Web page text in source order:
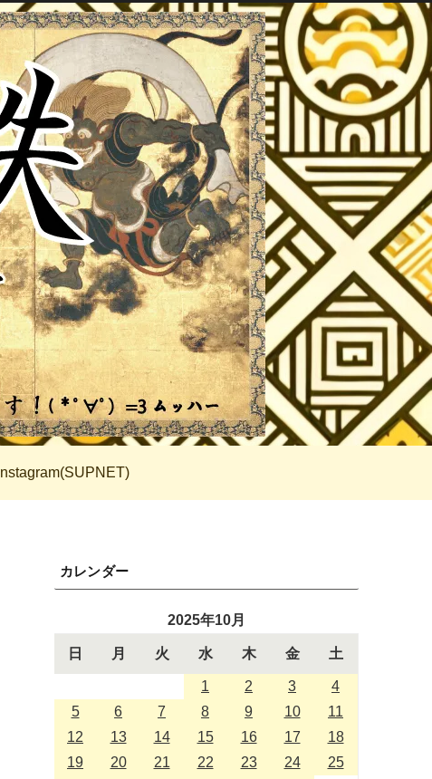
Instagram(SUPNET)
カレンダー
2025年10月
日 月 火 水 木 金 土
1 2 3
4
5
6 7 8 9 10
11
12
13 14 15 16 17
18
19
20 21 22 23 24
25